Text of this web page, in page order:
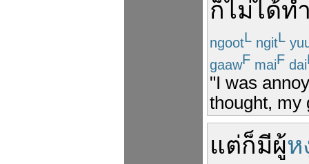
ก็ไม่ได้ท
ngootL ngitL
gaawF maiF dai
"I was
thought, my
แต่ก็มีผู้ห